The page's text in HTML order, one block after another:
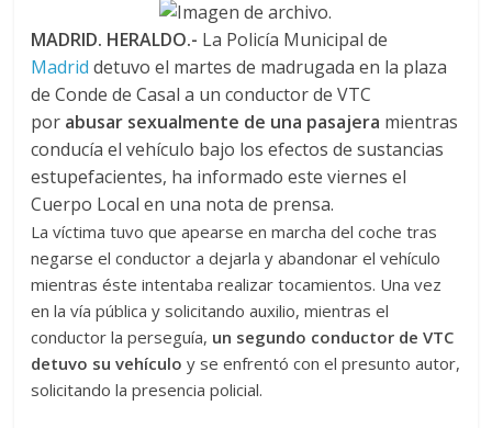
MADRID. HERALDO.- La Policía Municipal de
Madrid detuvo el martes de madrugada en la plaza
de Conde de Casal a un conductor de VTC
por abusar sexualmente de una pasajera mientras
conducía el vehículo bajo los efectos de sustancias
estupefacientes, ha informado este viernes el
Cuerpo Local en una nota de prensa.
La víctima tuvo que apearse en marcha del coche tras
negarse el conductor a dejarla y abandonar el vehículo
mientras éste intentaba realizar tocamientos. Una vez
en la vía pública y solicitando auxilio, mientras el
conductor la perseguía, un segundo conductor de VTC
detuvo su vehículo y se enfrentó con el presunto autor,
solicitando la presencia policial.